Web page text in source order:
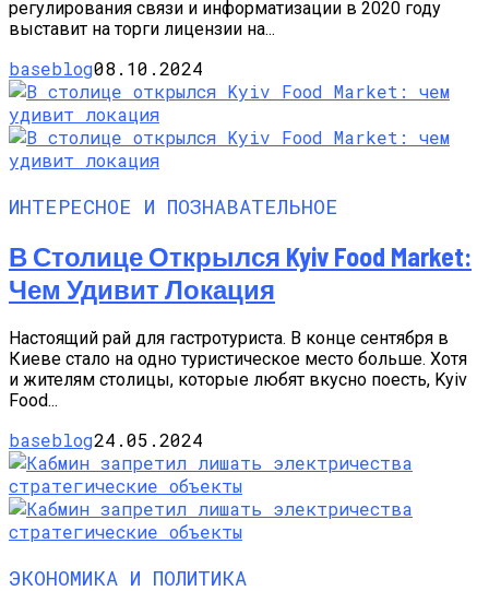
регулирования связи и информатизации в 2020 году
выставит на торги лицензии на...
baseblog08.10.2024
ИНТЕРЕСНОЕ И ПОЗНАВАТЕЛЬНОЕ
В Столице Открылся Kyiv Food Market:
Чем Удивит Локация
Настоящий рай для гастротуриста. В конце сентября в
Киеве стало на одно туристическое место больше. Хотя
и жителям столицы, которые любят вкусно поесть, Kyiv
Food...
baseblog24.05.2024
ЭКОНОМИКА И ПОЛИТИКА